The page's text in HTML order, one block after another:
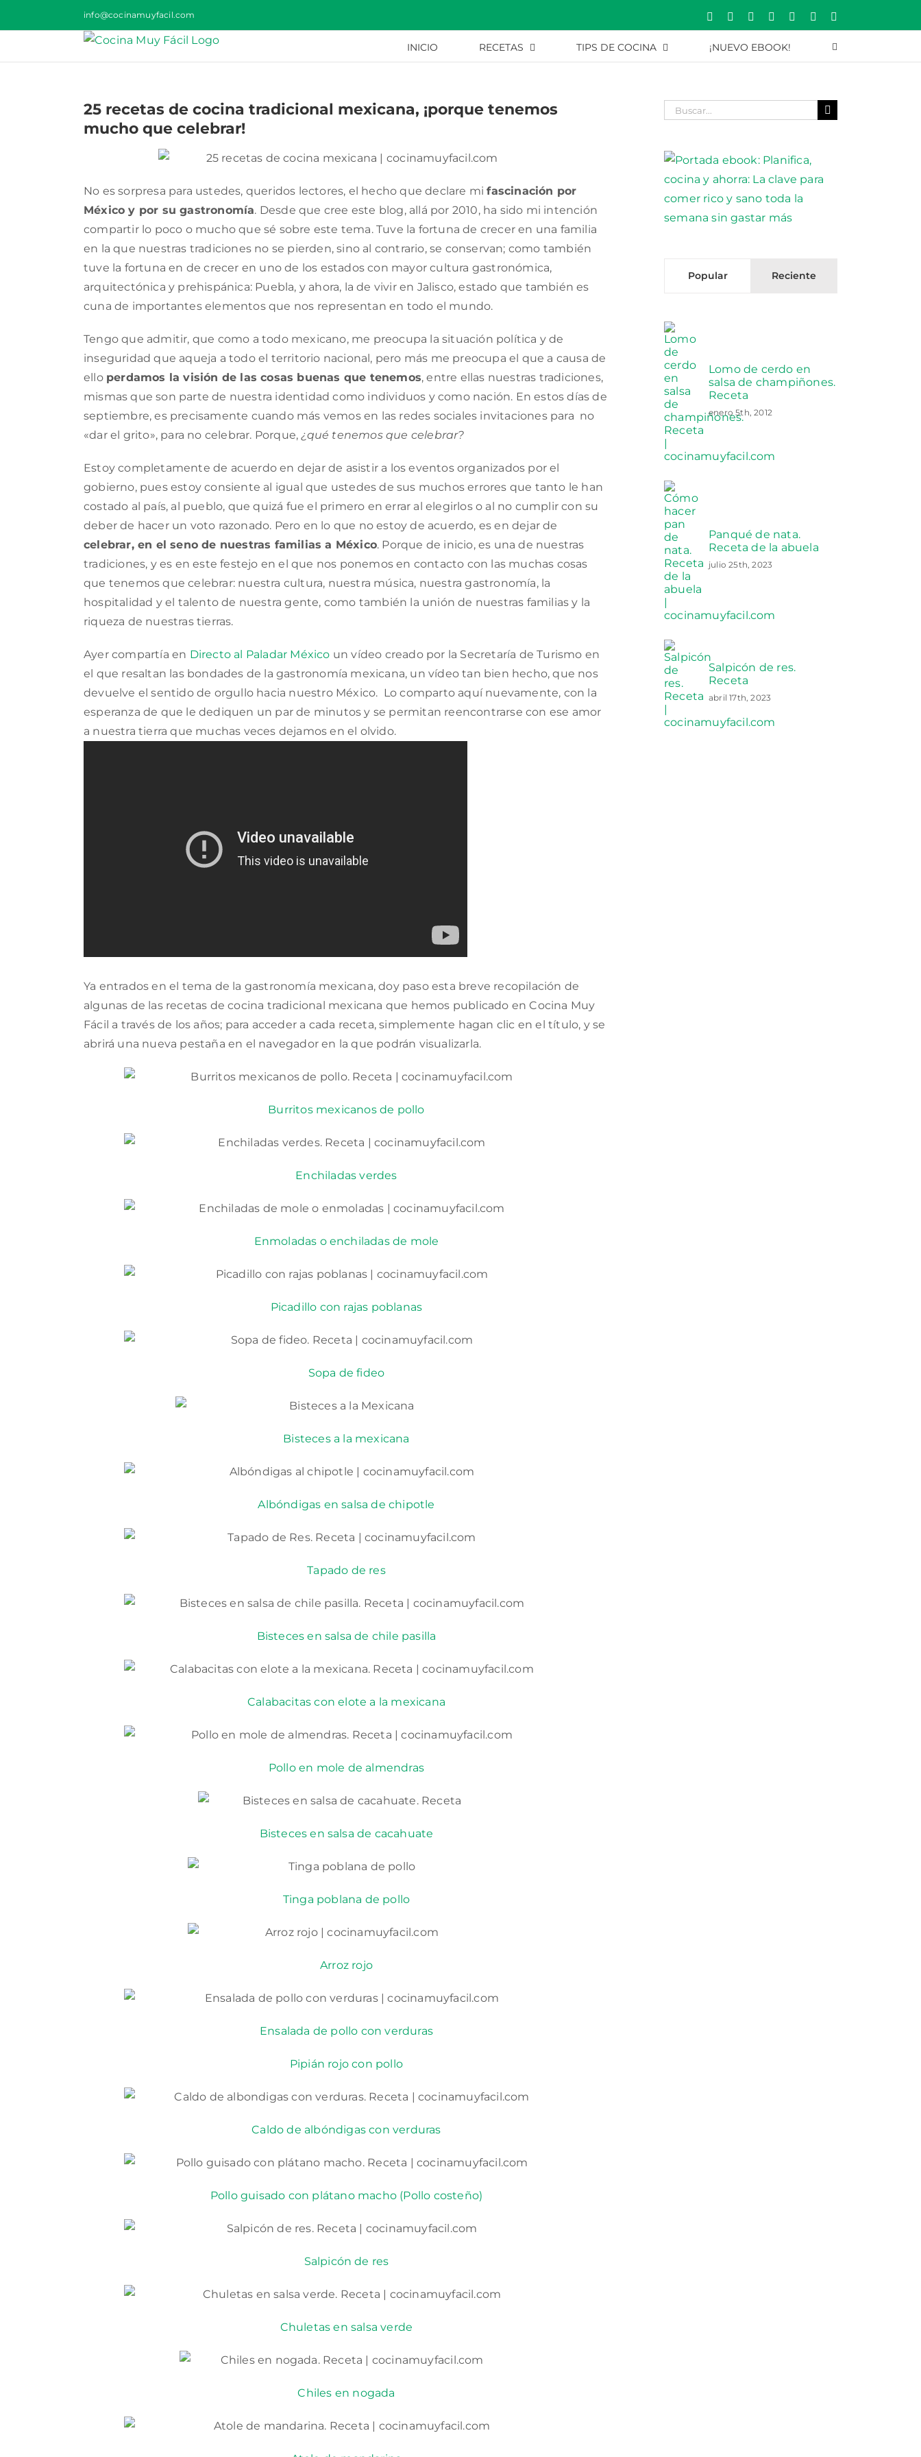
al
info@cocinamuyfacil.com Rss
CorreoYouTubePinterestInstagram
INICIO RECETAS TIPS DE COCINA ¡NUEVO EBOOK!
25 recetas de cocina tradicional mexicana, ¡porque tenemos
mucho que celebrar!
No es sorpresa para ustedes, queridos lectores, el hecho que declare mifascinación por
México y por su gastronomía. Desde que cree este blog, allá por 2010, ha sido mi intención
compartir lo poco o mucho que sé sobre este tema. Tuve la fortuna de crecer en una familia
en la que nuestras tradiciones no se pierden, sino al contrario, se conservan; como también
tuve la fortuna en de crecer en uno de los estados con mayor cultura gastronómica,
arquitectónica y prehispánica: Puebla, y ahora, la de vivir en Jalisco, estado que también es
cuna de importantes elementos que nos representan en todo el mundo.
Tengo que admitir, que como a todo mexicano, me preocupa la situación política y de
inseguridad que aqueja a todo el territorio nacional, pero más me preocupa el que a causa de
ello perdamos la visión de las cosas buenas que tenemos, entre ellas nuestras tradiciones,
mismas que son parte de nuestra identidad como individuos y como nación. En estos días de
septiembre, es precisamente cuando más vemos en las redes sociales invitaciones para no
«dar el grito», para no celebrar. Porque, ¿qué tenemos que celebrar?
Estoy completamente de acuerdo en dejar de asistir a los eventos organizados por el
gobierno, pues estoy consiente al igual que ustedes de sus muchos errores que tanto le han
costado al país, al pueblo, que quizá fue el primero en errar al elegirlos o al no cumplir con su
deber de hacer un voto razonado. Pero en lo que no estoy de acuerdo, es en dejar de
celebrar, en el seno de nuestras familias a México. Porque de inicio, es una de nuestras
tradiciones, y es en este festejo en el que nos ponemos en contacto con las muchas cosas
que tenemos que celebrar: nuestra cultura, nuestra música, nuestra gastronomía, la
hospitalidad y el talento de nuestra gente, como también la unión de nuestras familias y la
riqueza de nuestras tierras.
Ayer compartía en Directo al Paladar México un vídeo creado por la Secretaría de Turismo en
el que resaltan las bondades de la gastronomía mexicana, un vídeo tan bien hecho, que nos
devuelve el sentido de orgullo hacia nuestro México. Lo comparto aquí nuevamente, con la
esperanza de que le dediquen un par de minutos y se permitan reencontrarse con ese amor
a nuestra tierra que muchas veces dejamos en el olvido.
Ya entrados en el tema de la gastronomía mexicana, doy paso esta breve recopilación de
algunas de las recetas de cocina tradicional mexicana que hemos publicado en Cocina Muy
Fácil a través de los años; para acceder a cada receta, simplemente hagan clic en el título, y se
abrirá una nueva pestaña en el navegador en la que podrán visualizarla.
Burritos mexicanos de pollo
Enchiladas verdes
Enmoladas o enchiladas de mole
Picadillo con rajas poblanas
Sopa de fideo
Bisteces a la mexicana
Albóndigas en salsa de chipotle
Tapado de res
Bisteces en salsa de chile pasilla
Calabacitas con elote a la mexicana
Pollo en mole de almendras
Bisteces en salsa de cacahuate
Tinga poblana de pollo
Arroz rojo
Ensalada de pollo con verduras
Pipián rojo con pollo
Caldo de albóndigas con verduras
Pollo guisado con plátano macho (Pollo costeño)
Salpicón de res
Chuletas en salsa verde
Chiles en nogada
Buscar:
Popular Reciente
Lomo de cerdo en
salsa de champiñones.
Receta
enero 5th, 2012
Panqué de nata.
Receta de la abuela
julio 25th, 2023
Salpicón de res.
Receta
abril 17th, 2023